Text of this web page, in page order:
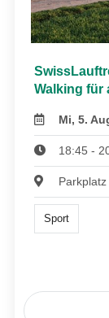
Walking für
Mi, 5.
18:45 -
Sport